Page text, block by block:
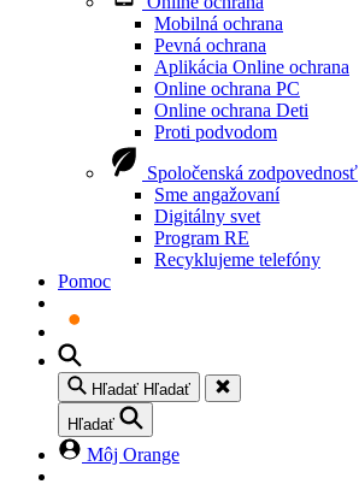
Mobilná ochrana
Pevná ochrana
Aplikácia Online ochrana
Online ochrana PC
Online ochrana Deti
Proti podvodom
Spoločenská zodpovednosť
Sme angažovaní
Digitálny svet
Program RE
Recyklujeme telefóny
Pomoc
Hľadať Hľadať
Hľadať
Môj Orange